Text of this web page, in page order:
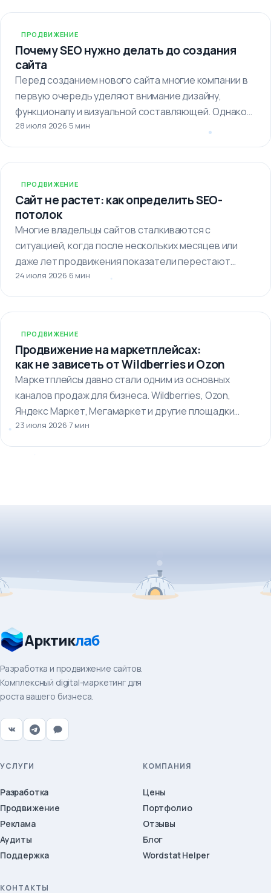
ПРОДВИЖЕНИЕ
Почему SEO нужно делать до создания
сайта
Перед созданием нового сайта многие компании в
первую очередь уделяют внимание дизайну,
функционалу и визуальной составляющей. Однако
важно…
28 июля 2026·5 мин
ПРОДВИЖЕНИЕ
Сайт не растет: как определить SEO-
потолок
Многие владельцы сайтов сталкиваются с
ситуацией, когда после нескольких месяцев или
даже лет продвижения показатели перестают
улучшаться. Кажется,…
24 июля 2026·6 мин
ПРОДВИЖЕНИЕ
Продвижение на маркетплейсах:
как не зависеть от Wildberries и Ozon
Маркетплейсы давно стали одним из основных
каналов продаж для бизнеса. Wildberries, Ozon,
Яндекс Маркет, Мегамаркет и другие площадки…
23 июля 2026·7 мин
Арктиклаб
Разработка и продвижение сайтов.
Комплексный digital-маркетинг для
роста вашего бизнеса.
УСЛУГИ
Разработка
Продвижение
Реклама
Аудиты
Поддержка
КОМПАНИЯ
Цены
Портфолио
Отзывы
Блог
Wordstat Helper
КОНТАКТЫ